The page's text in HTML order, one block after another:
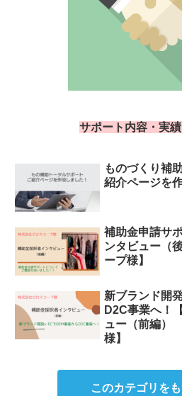
サポート内容・実績
ものづくり補
紹介ページを
補助金申請サ
ンタビュー（
ープ様】
新ブランド開
D2C事業へ！
ュー（前編）
様】
このカテゴリを